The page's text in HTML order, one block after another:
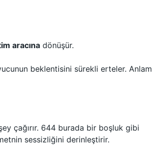
aracına dönüşür.
beklentisini sürekli erteler. Anlam
çağırır. 644 burada bir boşluk gibi
sessizliğini derinleştirir.